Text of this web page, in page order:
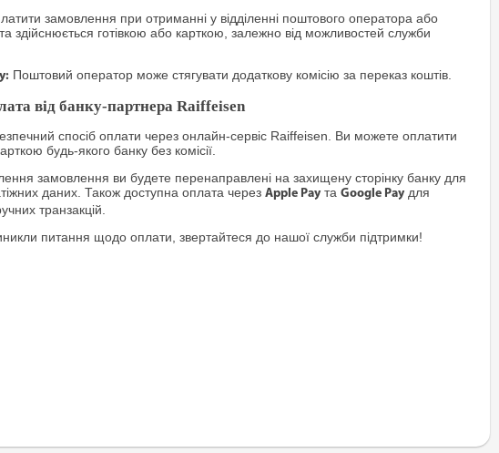
замовлення при отриманні у відділенні поштового оператора або
здійснюється готівкою або карткою, залежно від можливостей служби
Поштовий оператор може стягувати додаткову комісію за переказ коштів.
від банку-партнера Raiffeisen
спосіб оплати через онлайн-сервіс Raiffeisen. Ви можете оплатити
будь-якого банку без комісії.
замовлення ви будете перенаправлені на захищену сторінку банку для
даних. Також доступна оплата черезApple Pay таGoogle Pay для
транзакцій.
питання щодо оплати, звертайтеся до нашої служби підтримки!